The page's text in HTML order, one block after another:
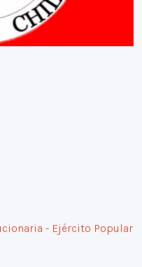
- Ejército Popular